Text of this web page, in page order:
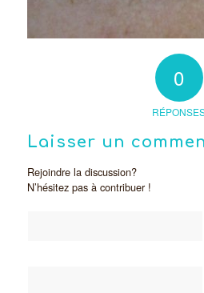
0
Laisser un
Rejoindre la discussion?
N’hésitez pas à contribuer !